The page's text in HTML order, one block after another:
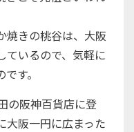
焼きの桃谷は、大阪
ているので、気軽に
す。
の阪神百貨店に登
大阪一円に広まった